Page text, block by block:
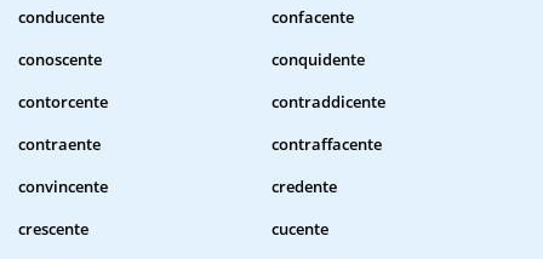
conducente
confacente
conoscente
conquidente
contorcente
contraddicente
contraente
contraffacente
convincente
credente
crescente
cucente